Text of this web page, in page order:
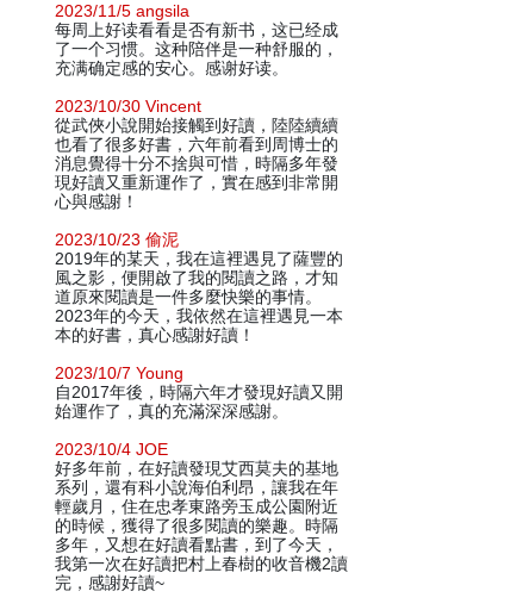
2023/11/5 angsila
每周上好读看看是否有新书，这已经成
了一个习惯。这种陪伴是一种舒服的，
充满确定感的安心。感谢好读。
2023/10/30 Vincent
從武俠小說開始接觸到好讀，陸陸續續
也看了很多好書，六年前看到周博士的
消息覺得十分不捨與可惜，時隔多年發
現好讀又重新運作了，實在感到非常開
心與感謝！
2023/10/23 偷泥
2019年的某天，我在這裡遇見了薩豐的
風之影，便開啟了我的閱讀之路，才知
道原來閱讀是一件多麼快樂的事情。
2023年的今天，我依然在這裡遇見一本
本的好書，真心感謝好讀！
2023/10/7 Young
自2017年後，時隔六年才發現好讀又開
始運作了，真的充滿深深感謝。
2023/10/4 JOE
好多年前，在好讀發現艾西莫夫的基地
系列，還有科小說海伯利昂，讓我在年
輕歲月，住在忠孝東路旁玉成公園附近
的時候，獲得了很多閱讀的樂趣。時隔
多年，又想在好讀看點書，到了今天，
我第一次在好讀把村上春樹的收音機2讀
完，感謝好讀~